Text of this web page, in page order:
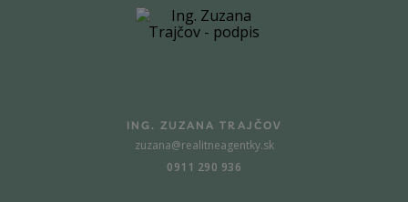
ING. ZUZANA TRAJČOV
zuzana@realitneagentky.sk
0911 290 936